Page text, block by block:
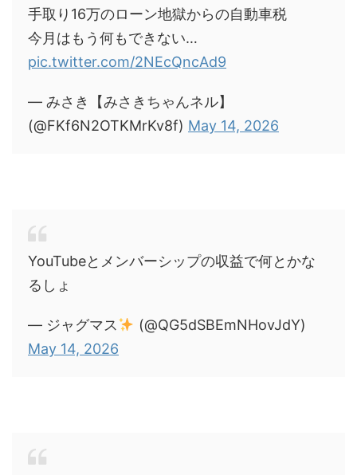
手取り16万のローン地獄からの自動車税
今月はもう何もできない…
pic.twitter.com/2NEcQncAd9
— みさき【みさきちゃんネル】
(@FKf6N2OTKMrKv8f) May 14, 2026
YouTubeとメンバーシップの収益で何とかな
るしょ
— ジャグマス
(@QG5dSBEmNHovJdY)
May 14, 2026